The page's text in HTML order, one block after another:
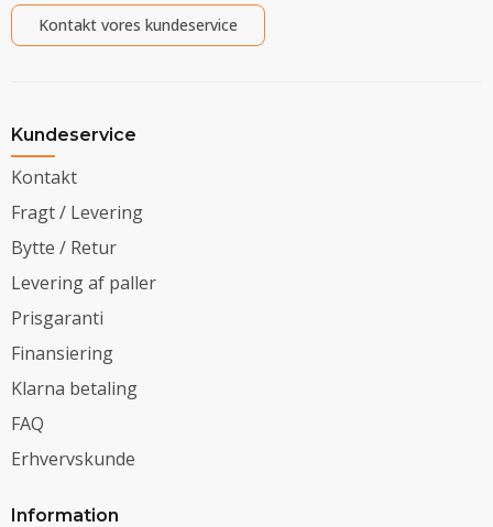
Kontakt vores kundeservice
Kundeservice
Kontakt
Fragt / Levering
Bytte / Retur
Levering af paller
Prisgaranti
Finansiering
Klarna betaling
FAQ
Erhvervskunde
Information